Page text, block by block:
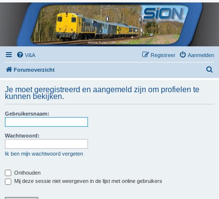
V&A Aanmelden
Registreer
Forumoverzicht
k
Je moet geregistreerd en aangemeld zijn om profielen te
kunnen bekijken.
Gebruikersnaam:
Wachtwoord:
Ik ben mijn wachtwoord vergeten
Onthouden
Mij deze sessie niet weergeven in de lijst met online gebruikers